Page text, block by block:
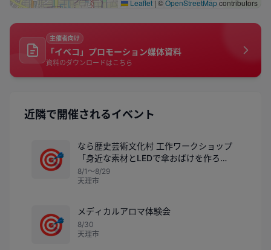
Leaflet | ©OpenStreetMapcontributors
主催者向け
「イベコ」プロモーション媒体資料
資料のダウンロードはこちら
近隣で開催されるイベント
🎯
なら歴史芸術文化村 工作ワークショップ
「身近な素材とLEDで傘おばけを作ろ
う！」
8/1〜8/29
天理市
🎯
メディカルアロマ体験会
8/30
天理市